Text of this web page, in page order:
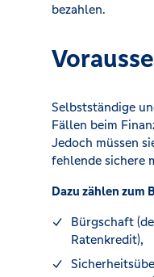
bezahlen.
Selbstständige
Fällen beim
Jedoch müssen
fehlende sichere
Dazu zählen zum
Bürgschaft
Ratenkredit),